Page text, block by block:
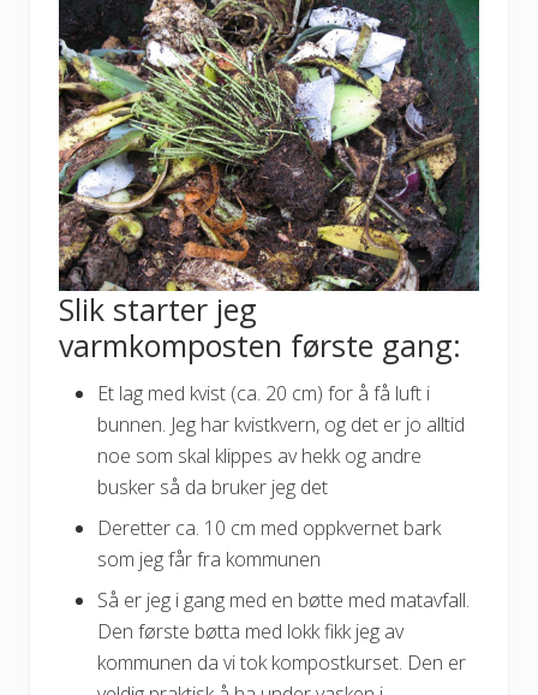
Slik starter jeg
varmkomposten første gang:
Et lag med kvist (ca. 20 cm) for å få luft i
bunnen. Jeg har kvistkvern, og det er jo alltid
noe som skal klippes av hekk og andre
busker så da bruker jeg det
Deretter ca. 10 cm med oppkvernet bark
som jeg får fra kommunen
Så er jeg i gang med en bøtte med matavfall.
Den første bøtta med lokk fikk jeg av
kommunen da vi tok kompostkurset. Den er